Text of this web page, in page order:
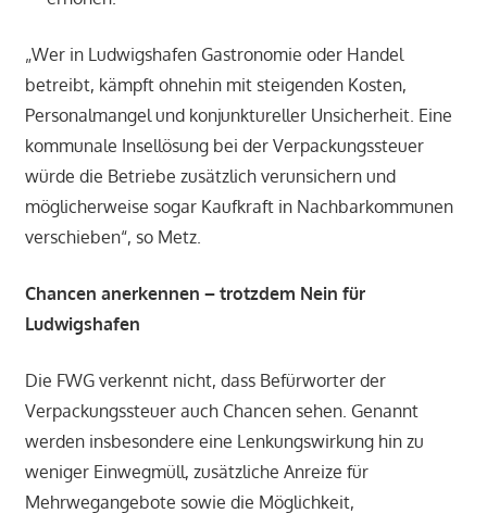
„Wer in Ludwigshafen Gastronomie oder Handel
betreibt, kämpft ohnehin mit steigenden Kosten,
Personalmangel und konjunktureller Unsicherheit. Eine
kommunale Insellösung bei der Verpackungssteuer
würde die Betriebe zusätzlich verunsichern und
möglicherweise sogar Kaufkraft in Nachbarkommunen
verschieben“, so Metz.
Chancen anerkennen – trotzdem Nein für
Ludwigshafen
Die FWG verkennt nicht, dass Befürworter der
Verpackungssteuer auch Chancen sehen. Genannt
werden insbesondere eine Lenkungswirkung hin zu
weniger Einwegmüll, zusätzliche Anreize für
Mehrwegangebote sowie die Möglichkeit,